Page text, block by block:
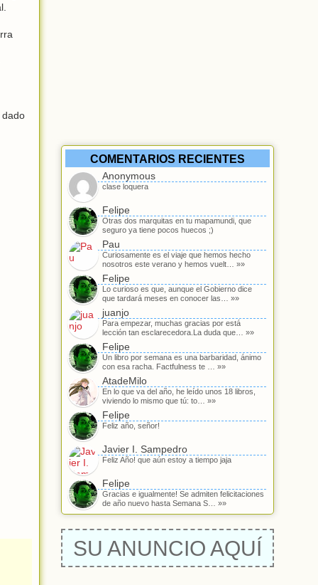
dado
COMENTARIOS RECIENTES
Anonymous
clase loquera
Felipe
Otras dos marquitas en tu mapamundi, que
seguro ya tiene pocos huecos ;)
Pau
Curiosamente es el viaje que hemos hecho
nosotros este verano y hemos vuelt… »»
Felipe
Lo curioso es que, aunque el Gobierno dice
que tardará meses en conocer las… »»
juanjo
Para empezar, muchas gracias por está
lección tan esclarecedora.La duda que… »»
Felipe
Un libro por semana es una barbaridad, ánimo
con esa racha. Factfulness te … »»
AtadeMilo
En lo que va del año, he leído unos 18 libros,
viviendo lo mismo que tú: to… »»
Felipe
Feliz año, señor!
Javier I. Sampedro
Feliz Año! que aún estoy a tiempo jaja
Felipe
Gracias e igualmente! Se admiten felicitaciones
de año nuevo hasta Semana S… »»
SU ANUNCIO AQUÍ